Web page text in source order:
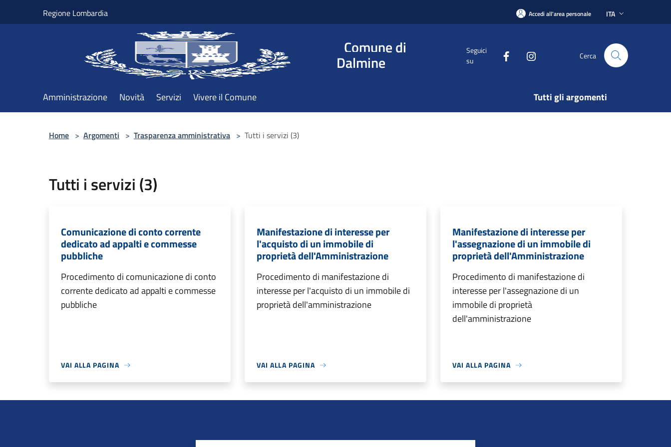
Regione Lombardia Accedi all'area personale ITA
Comune di
Dalmine
Seguici
su
Cerca
Amministrazione Novità Servizi Vivere il Comune Tutti gli argomenti
Home > Argomenti > Trasparenza amministrativa > Tutti i servizi (3)
Tutti i servizi (3)
Comunicazione di conto corrente
dedicato ad appalti e commesse
pubbliche
Procedimento di comunicazione di conto
corrente dedicato ad appalti e commesse
pubbliche
VAI ALLA PAGINA
Manifestazione di interesse per
l'acquisto di un immobile di
proprietà dell'Amministrazione
Procedimento di manifestazione di
interesse per l'acquisto di un immobile di
proprietà dell'amministrazione
VAI ALLA PAGINA
Manifestazione di interesse per
l'assegnazione di un immobile di
proprietà dell'Amministrazione
Procedimento di manifestazione di
interesse per l'assegnazione di un
immobile di proprietà
dell'amministrazione
VAI ALLA PAGINA